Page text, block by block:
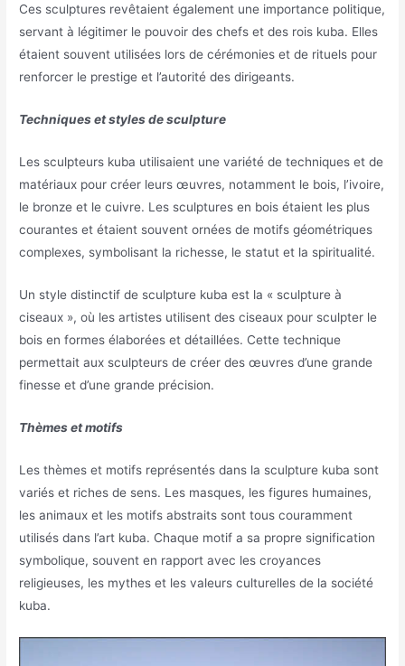
Ces sculptures revêtaient également une importance politique,
servant à légitimer le pouvoir des chefs et des rois kuba. Elles
étaient souvent utilisées lors de cérémonies et de rituels pour
renforcer le prestige et l’autorité des dirigeants.
Techniques et styles de sculpture
Les sculpteurs kuba utilisaient une variété de techniques et de
matériaux pour créer leurs œuvres, notamment le bois, l’ivoire,
le bronze et le cuivre. Les sculptures en bois étaient les plus
courantes et étaient souvent ornées de motifs géométriques
complexes, symbolisant la richesse, le statut et la spiritualité.
Un style distinctif de sculpture kuba est la « sculpture à
ciseaux », où les artistes utilisent des ciseaux pour sculpter le
bois en formes élaborées et détaillées. Cette technique
permettait aux sculpteurs de créer des œuvres d’une grande
finesse et d’une grande précision.
Thèmes et motifs
Les thèmes et motifs représentés dans la sculpture kuba sont
variés et riches de sens. Les masques, les figures humaines,
les animaux et les motifs abstraits sont tous couramment
utilisés dans l’art kuba. Chaque motif a sa propre signification
symbolique, souvent en rapport avec les croyances
religieuses, les mythes et les valeurs culturelles de la société
kuba.